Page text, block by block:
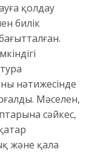
қолдау
билік
нәтижесінде
Мәселен,
сәйкес,
және қала